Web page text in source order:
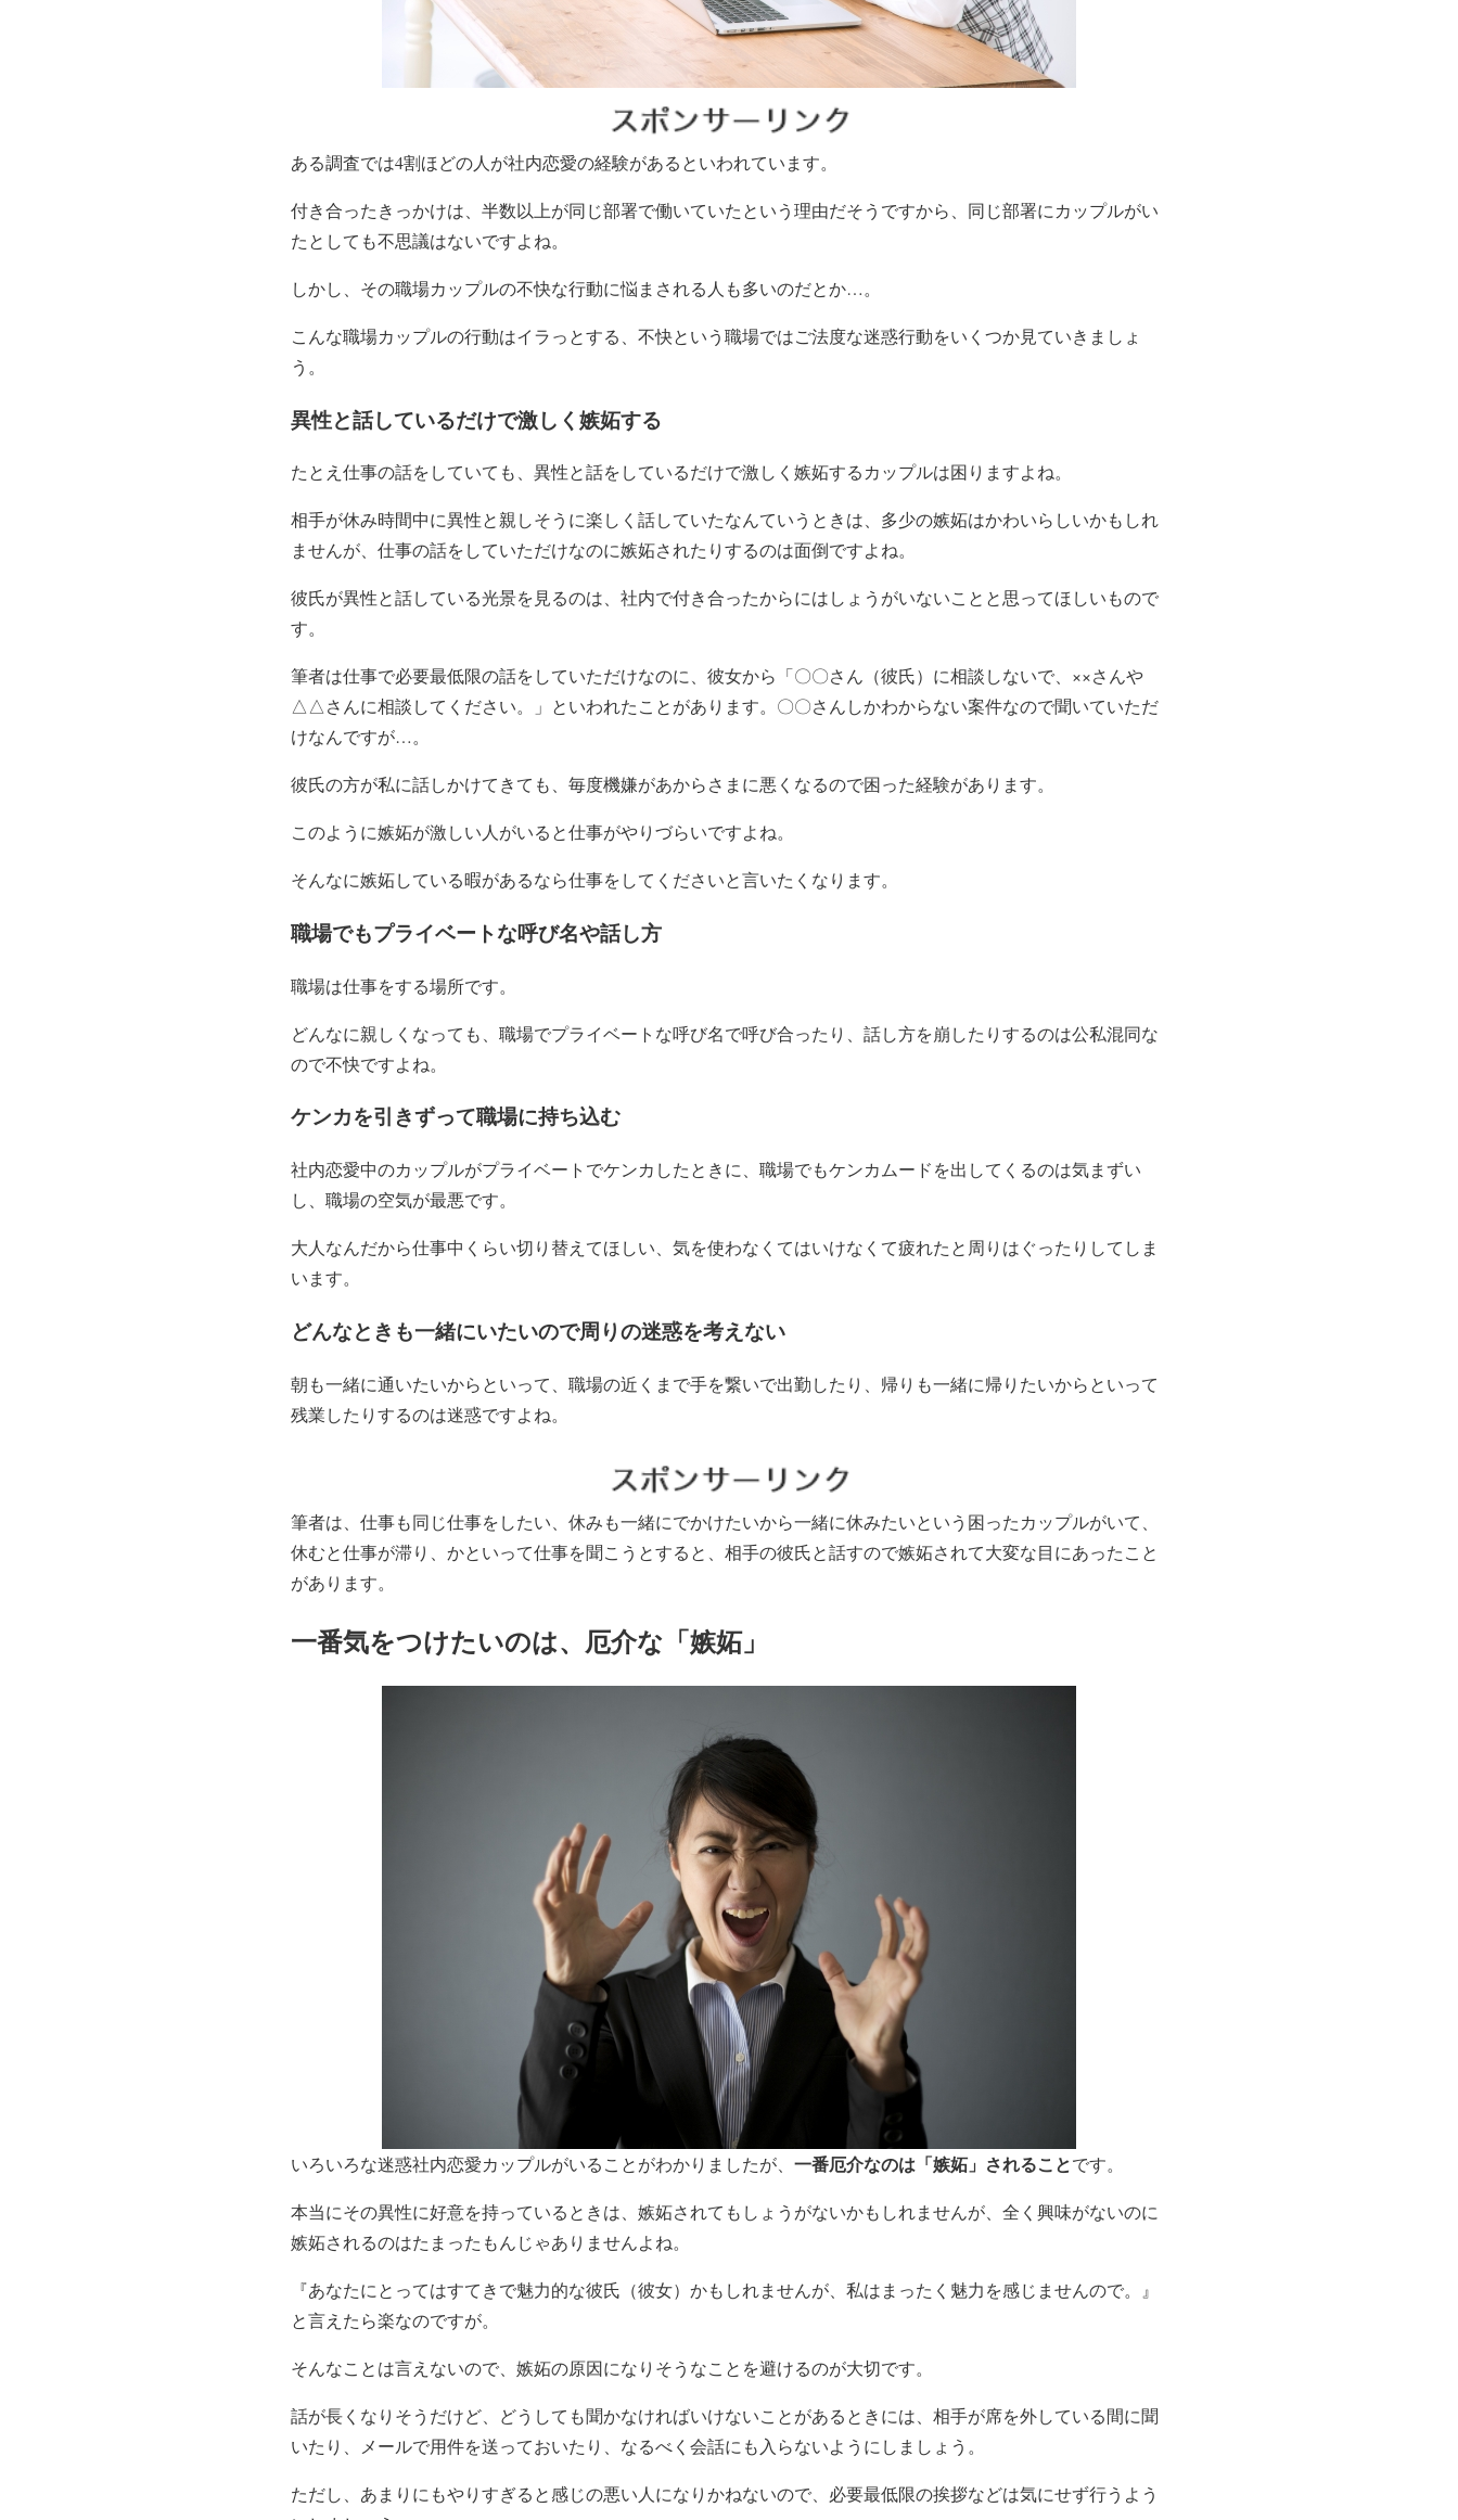
ある調査では4割ほどの人が社内恋愛の経験があるといわれています。
付き合ったきっかけは、半数以上が同じ部署で働いていたという理由だそうですから、同じ部署にカップルがい
たとしても不思議はないですよね。
しかし、その職場カップルの不快な行動に悩まされる人も多いのだとか…。
こんな職場カップルの行動はイラっとする、不快という職場ではご法度な迷惑行動をいくつか見ていきましょ
う。
異性と話しているだけで激しく嫉妬する
たとえ仕事の話をしていても、異性と話をしているだけで激しく嫉妬するカップルは困りますよね。
相手が休み時間中に異性と親しそうに楽しく話していたなんていうときは、多少の嫉妬はかわいらしいかもしれ
ませんが、仕事の話をしていただけなのに嫉妬されたりするのは面倒ですよね。
彼氏が異性と話している光景を見るのは、社内で付き合ったからにはしょうがいないことと思ってほしいもので
す。
筆者は仕事で必要最低限の話をしていただけなのに、彼女から「〇〇さん（彼氏）に相談しないで、××さんや
△△さんに相談してください。」といわれたことがあります。〇〇さんしかわからない案件なので聞いていただ
けなんですが…。
彼氏の方が私に話しかけてきても、毎度機嫌があからさまに悪くなるので困った経験があります。
このように嫉妬が激しい人がいると仕事がやりづらいですよね。
そんなに嫉妬している暇があるなら仕事をしてくださいと言いたくなります。
職場でもプライベートな呼び名や話し方
職場は仕事をする場所です。
どんなに親しくなっても、職場でプライベートな呼び名で呼び合ったり、話し方を崩したりするのは公私混同な
ので不快ですよね。
ケンカを引きずって職場に持ち込む
社内恋愛中のカップルがプライベートでケンカしたときに、職場でもケンカムードを出してくるのは気まずい
し、職場の空気が最悪です。
大人なんだから仕事中くらい切り替えてほしい、気を使わなくてはいけなくて疲れたと周りはぐったりしてしま
います。
どんなときも一緒にいたいので周りの迷惑を考えない
朝も一緒に通いたいからといって、職場の近くまで手を繋いで出勤したり、帰りも一緒に帰りたいからといって
残業したりするのは迷惑ですよね。
筆者は、仕事も同じ仕事をしたい、休みも一緒にでかけたいから一緒に休みたいという困ったカップルがいて、
休むと仕事が滞り、かといって仕事を聞こうとすると、相手の彼氏と話すので嫉妬されて大変な目にあったこと
があります。
一番気をつけたいのは、厄介な「嫉妬」
いろいろな迷惑社内恋愛カップルがいることがわかりましたが、 一番厄介なのは「嫉妬」されることです。
本当にその異性に好意を持っているときは、嫉妬されてもしょうがないかもしれませんが、全く興味がないのに
嫉妬されるのはたまったもんじゃありませんよね。
『あなたにとってはすてきで魅力的な彼氏（彼女）かもしれませんが、私はまったく魅力を感じませんので。』
と言えたら楽なのですが。
そんなことは言えないので、嫉妬の原因になりそうなことを避けるのが大切です。
話が長くなりそうだけど、どうしても聞かなければいけないことがあるときには、相手が席を外している間に聞
いたり、メールで用件を送っておいたり、なるべく会話にも入らないようにしましょう。
ただし、あまりにもやりすぎると感じの悪い人になりかねないので、必要最低限の挨拶などは気にせず行うよう